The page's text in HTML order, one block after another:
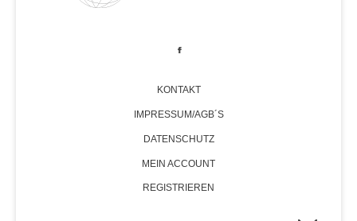
KONTAKT
IMPRESSUM/AGB´S
DATENSCHUTZ
MEIN ACCOUNT
REGISTRIEREN